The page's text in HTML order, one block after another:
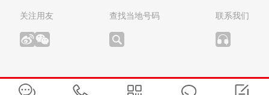
关注用友 查找当地号码 联系我们
版权所有：用友网络科技股份有限公司